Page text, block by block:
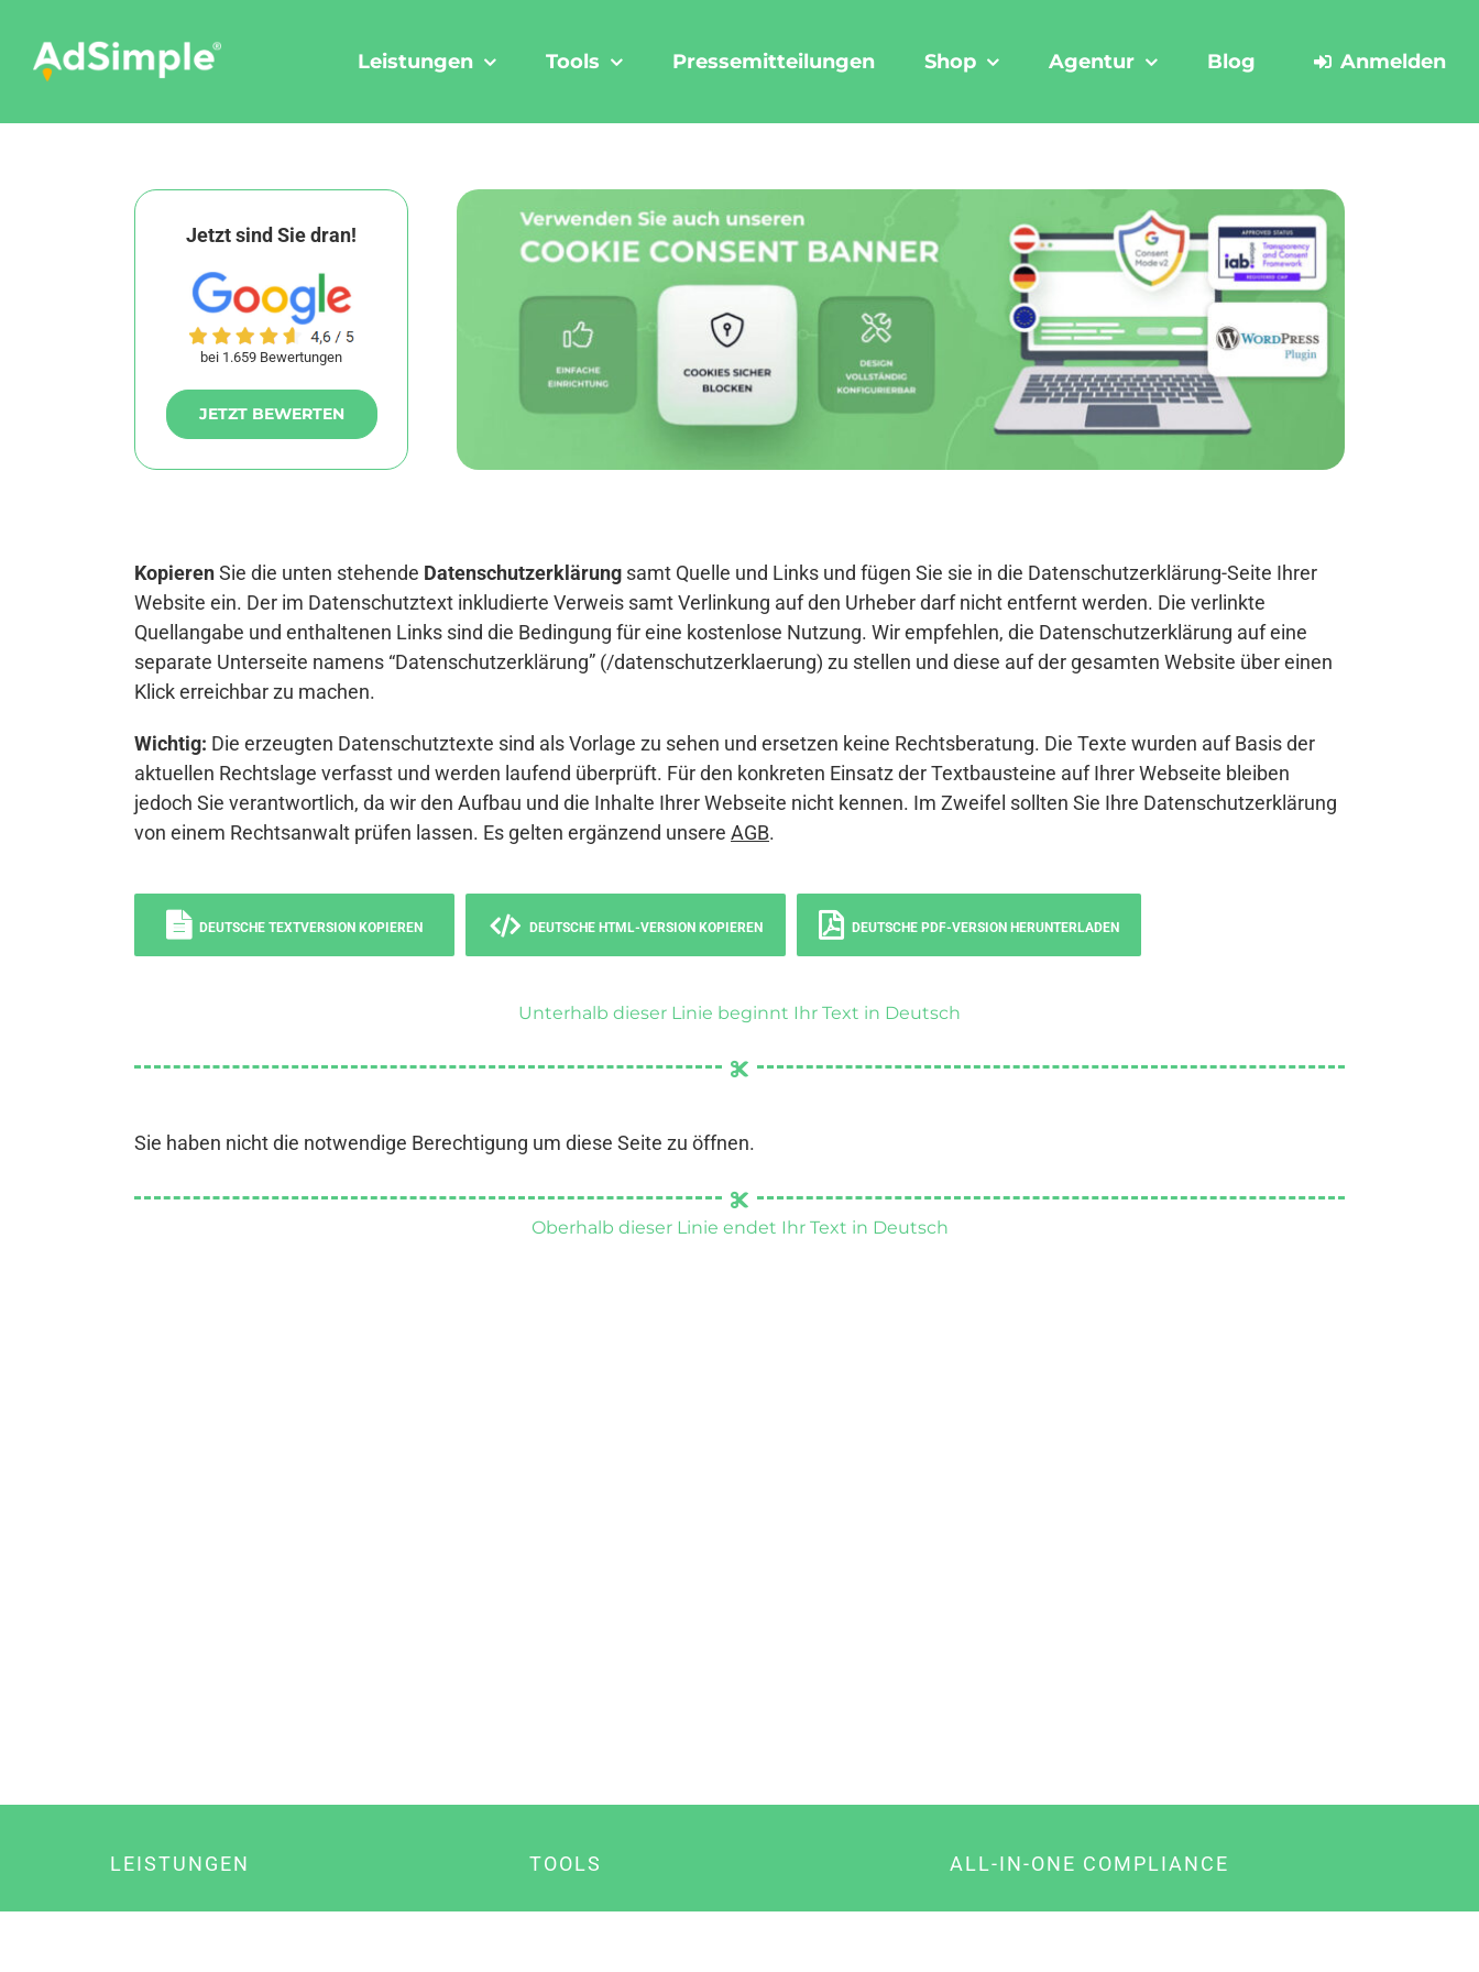
content
Leistungen Tools Pressemitteilungen Shop Agentur Blog Anmelden
Jetzt sind Sie dran!
bei 1.659 Bewertungen
JETZT BEWERTEN
KopierenSie die unten stehende Datenschutzerklärung samt Quelle und Links und fügen Sie sie in die Datenschutzerklärung-Seite Ihrer
Website ein. Der im Datenschutztext inkludierte Verweis samt Verlinkung auf den Urheber darf nicht entfernt werden. Die verlinkte
Quellangabe und enthaltenen Links sind die Bedingung für eine kostenlose Nutzung. Wir empfehlen, die Datenschutzerklärung auf eine
separate Unterseite namens “Datenschutzerklärung” (/datenschutzerklaerung) zu stellen und diese auf der gesamten Website über einen
Klick erreichbar zu machen.
Wichtig: Die erzeugten Datenschutztexte sind als Vorlage zu sehen und ersetzen keine Rechtsberatung. Die Texte wurden auf Basis der
aktuellen Rechtslage verfasst und werden laufend überprüft. Für den konkreten Einsatz der Textbausteine auf Ihrer Webseite bleiben
jedoch Sie verantwortlich, da wir den Aufbau und die Inhalte Ihrer Webseite nicht kennen. Im Zweifel sollten Sie Ihre Datenschutzerklärung
von einem Rechtsanwalt prüfen lassen. Es gelten ergänzend unsere AGB.
DEUTSCHE TEXTVERSION KOPIEREN DEUTSCHE HTML-VERSION KOPIEREN DEUTSCHE PDF-VERSION HERUNTERLADEN
Unterhalb dieser Linie beginnt Ihr Text in Deutsch
Sie haben nicht die notwendige Berechtigung um diese Seite zu öffnen.
Oberhalb dieser Linie endet Ihr Text in Deutsch
LEISTUNGEN TOOLS ALL-IN-ONE COMPLIANCE